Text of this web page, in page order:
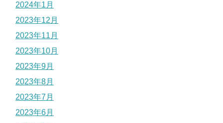
2024年1月
2023年12月
2023年11月
2023年10月
2023年9月
2023年8月
2023年7月
2023年6月